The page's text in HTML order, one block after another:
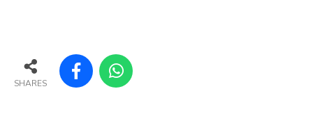
SHARES